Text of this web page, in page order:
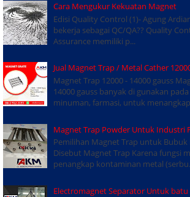
Cara Mengukur Kekuatan Magnet
Edisi Quality Control (1)- Agung
bekerja sebagai QC/QA?? Quality
Assurance memiliki p...
Jual Magnet Trap / Metal Cather
Magnet Trap 12000 - 14000 gauss
14000 gauss banyak di gunakan
minuman, farmasi, untuk
Magnet Trap Powder Untuk Industri
Pemilihan Magnet Trap untuk
Disebut Magnet Trap Karena fungsi
penangkap kontaminan metal
Electromagnet Separator Untuk batu